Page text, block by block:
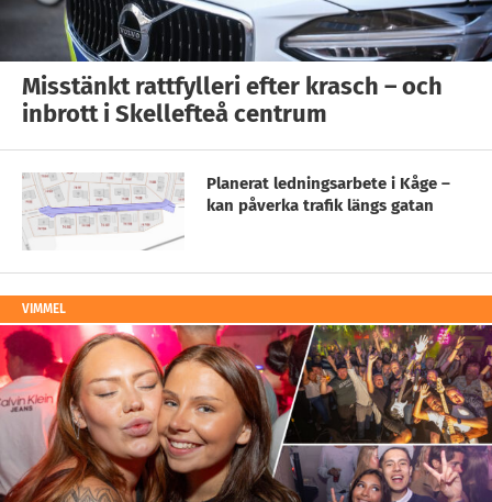
Misstänkt rattfylleri efter krasch – och
inbrott i Skellefteå centrum
Planerat ledningsarbete i Kåge –
kan påverka trafik längs gatan
VIMMEL